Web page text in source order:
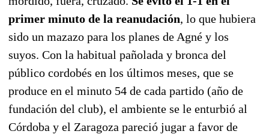
primer minuto de la reanudación, lo que hubiera
sido un mazazo para los planes de Agné y los
suyos. Con la habitual pañolada y bronca del
público cordobés en los últimos meses, que se
produce en el minuto 54 de cada partido (año de
fundación del club), el ambiente se le enturbió al
Córdoba y el Zaragoza pareció jugar a favor de